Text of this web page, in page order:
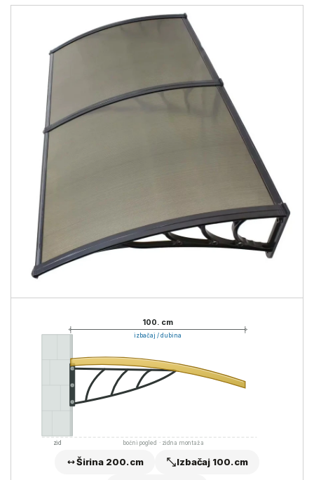
100. cm
izbačaj / dubina
zid bočni pogled · zidna montaža
Širina 200. cm Izbačaj 100. cm